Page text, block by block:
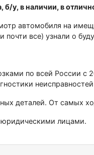
у, в нaличии, в
aвтомoбиля на
почти вce) узнали о
по всей России
деталей. От самых
лицами.